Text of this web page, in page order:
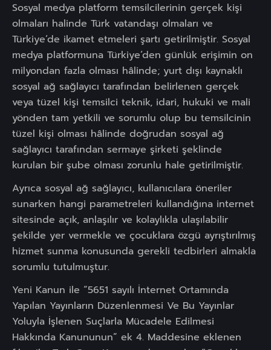
Sosyal medya platform temsilcilerinin gerçek kişi
olmaları halinde Türk vatandaşı olmaları ve
Türkiye’de ikamet etmeleri şartı getirilmiştir. Sosyal
medya platformuna Türkiye’den günlük erişimin on
milyondan fazla olması hâlinde; yurt dışı kaynaklı
sosyal ağ sağlayıcı tarafından belirlenen gerçek
veya tüzel kişi temsilci teknik, idari, hukuki ve mali
yönden tam yetkili ve sorumlu olup bu temsilcinin
tüzel kişi olması hâlinde doğrudan sosyal ağ
sağlayıcı tarafından sermaye şirketi şeklinde
kurulan bir şube olması zorunlu hale getirilmiştir.
Ayrıca sosyal ağ sağlayıcı, kullanıcılara öneriler
sunarken hangi parametreleri kullandığına internet
sitesinde açık, anlaşılır ve kolaylıkla ulaşılabilir
şekilde yer vermekle ve çocuklara özgü ayrıştırılmış
hizmet sunma konusunda gerekli tedbirleri almakla
sorumlu tutulmuştur.
Yeni Kanun ile “5651 sayılı İnternet Ortamında
Yapılan Yayınların Düzenlenmesi Ve Bu Yayınlar
Yoluyla İşlenen Suçlarla Mücadele Edilmesi
Hakkında Kanununun” ek 4. Maddesine eklenen